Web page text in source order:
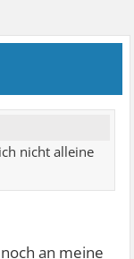
nicht alleine
an meine